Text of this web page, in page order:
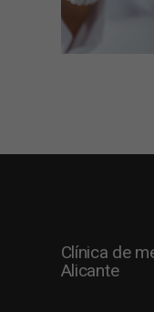
Clínica de
Alicante